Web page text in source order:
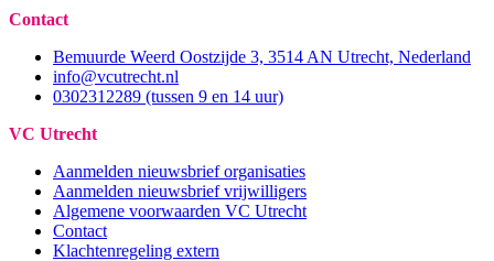
Contact
Bemuurde Weerd Oostzijde 3, 3514 AN Utrecht, Nederland
info@vcutrecht.nl
0302312289 (tussen 9 en 14 uur)
VC Utrecht
Aanmelden nieuwsbrief organisaties
Aanmelden nieuwsbrief vrijwilligers
Algemene voorwaarden VC Utrecht
Contact
Klachtenregeling extern